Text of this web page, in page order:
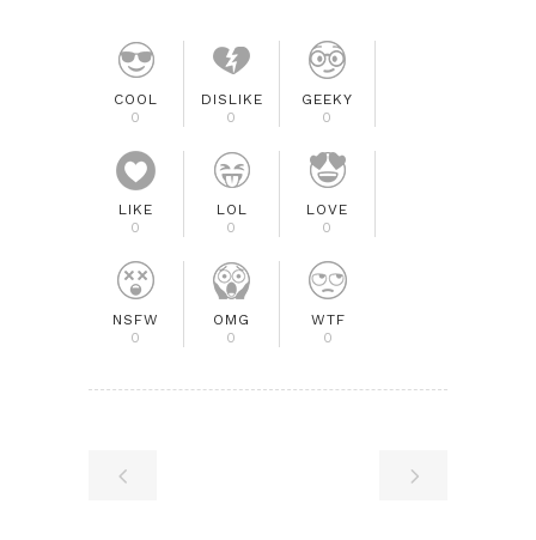
COOL
0
DISLIKE
0
GEEKY
0
LIKE
0
LOL
0
LOVE
0
NSFW
0
OMG
0
WTF
0